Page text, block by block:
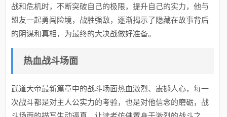
战和危机时，不断突破自己的极限，提升自己的实力，他与
盟友一起勇闯险境，战胜强敌，逐渐揭示了隐藏在故事背后
的阴谋和真相，为最终的大决战做好准备。
热血战斗场面
武道大帝最新篇章中的战斗场面热血激烈、震撼人心，每一
次战斗都是对主人公实力的考验，也是对他信念的磨砺，战